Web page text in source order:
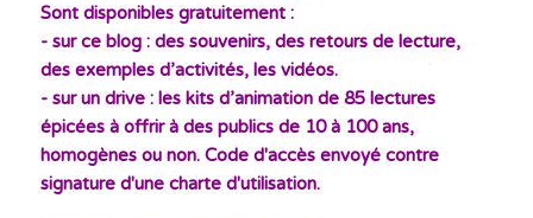
Sont disponibles gratuitement :
- sur ce blog : des souvenirs, des retours de lecture,
des exemples d’activités, les vidéos.
- sur un drive : les kits d’animation de 85 lectures
épicées à offrir à des publics de 10 à 100 ans,
homogènes ou non. Code d'accès envoyé contre
signature d'une charte d'utilisation.